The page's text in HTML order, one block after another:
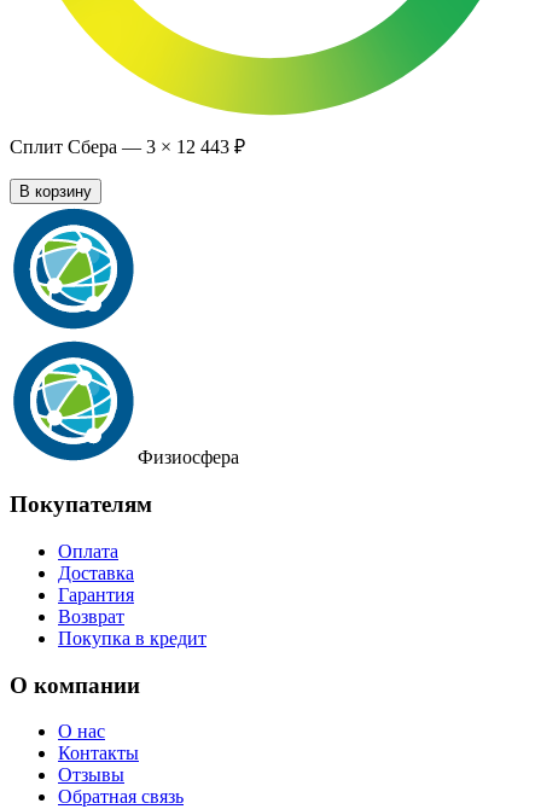
Сплит Сбера — 3 × 12 443 ₽
В корзину
Физиосфера
Покупателям
Оплата
Доставка
Гарантия
Возврат
Покупка в кредит
О компании
О нас
Контакты
Отзывы
Обратная связь